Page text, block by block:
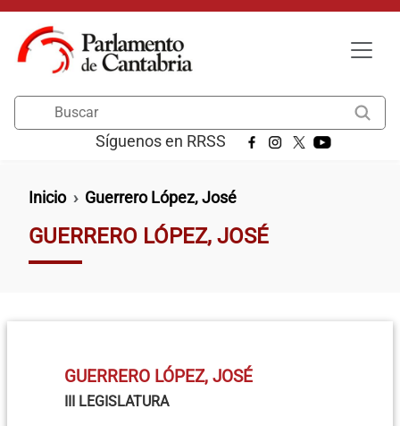
Pasar al contenido principal
Síguenos en RRSS
Ruta de navegación
Inicio Guerrero López, José
GUERRERO LÓPEZ, JOSÉ
GUERRERO LÓPEZ, JOSÉ
III LEGISLATURA